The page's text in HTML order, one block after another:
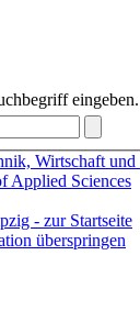
eingeben.
Wirtschaft
Applied Sciences
überspringen